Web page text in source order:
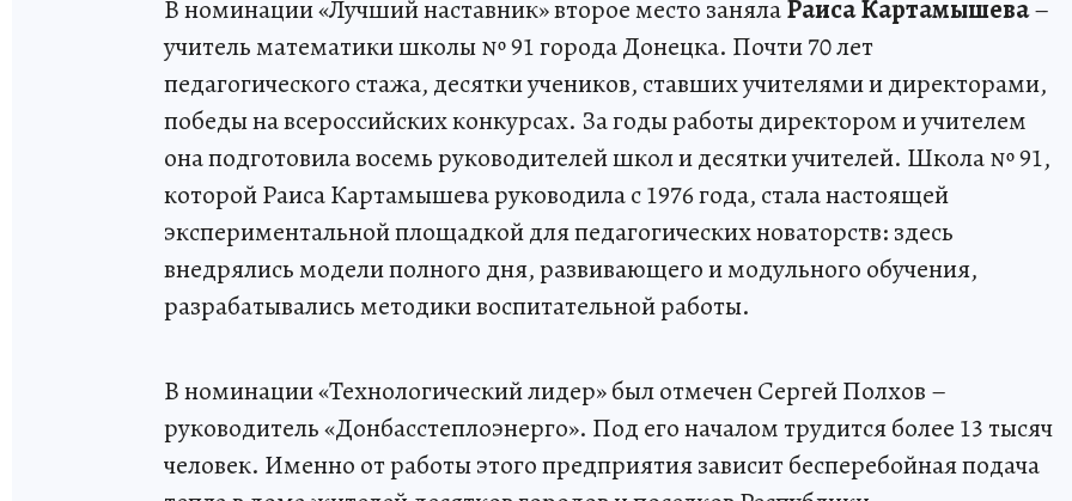
В номинации «Лучший наставник» второе место занялаРаиса Картамышева–
учитель математики школы № 91 города Донецка. Почти 70 лет
педагогического стажа, десятки учеников, ставших учителями и директорами,
победы на всероссийских конкурсах. За годы работы директором и учителем
она подготовила восемь руководителей школ и десятки учителей. Школа № 91,
которой Раиса Картамышева руководила с 1976 года, стала настоящей
экспериментальной площадкой для педагогических новаторств: здесь
внедрялись модели полного дня, развивающего и модульного обучения,
разрабатывались методики воспитательной работы.
В номинации «Технологический лидер» был отмечен Сергей Полхов –
руководитель «Донбасстеплоэнерго». Под его началом трудится более 13 тысяч
человек. Именно от работы этого предприятия зависит бесперебойная подача